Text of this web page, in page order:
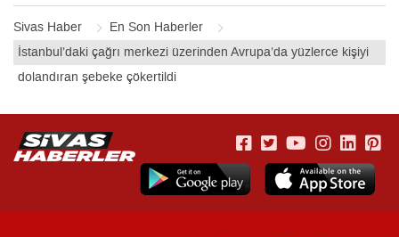
Sivas Haber
En Son Haberler
İstanbul’daki çağrı merkezi üzerinden Avrupa’da yüzlerce kişiyi
dolandıran şebeke çökertildi